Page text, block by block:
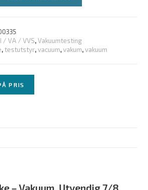
/ VA / VVS,Vakuumtesting
,testutstyr,vacuum,vakum,vakuum
PRIS
– Vakuum, Utvendig 7/8